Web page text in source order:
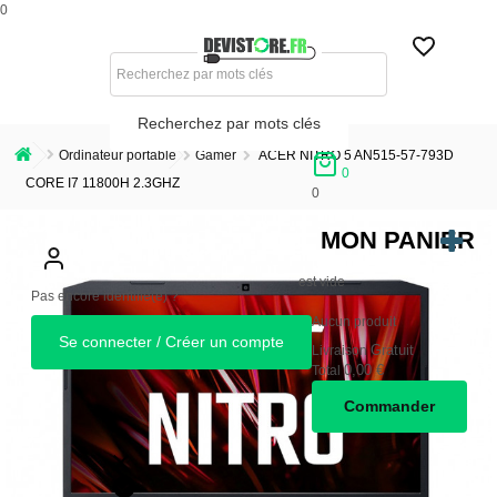
0
Recherchez par mots clés
Pas encore identifié(e) ?
Se connecter / Créer un compte
0
0
MON PANIER
est vide
Aucun produit
LivraisonGratuit
Total 0,00 €
Commander
Ordinateur portable Gamer
ACER NITRO 5 AN515-57-793D
CORE I7 11800H 2.3GHZ